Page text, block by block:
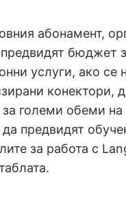
абонамент,
бюджет
услуги, ако се
конектори,
за големи обеми на
да предвидят
за работа с